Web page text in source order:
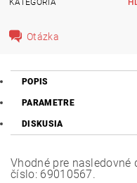
Otázka
POPIS
PARAMETRE
DISKUSIA
Vhodné pre
číslo: 69010567.